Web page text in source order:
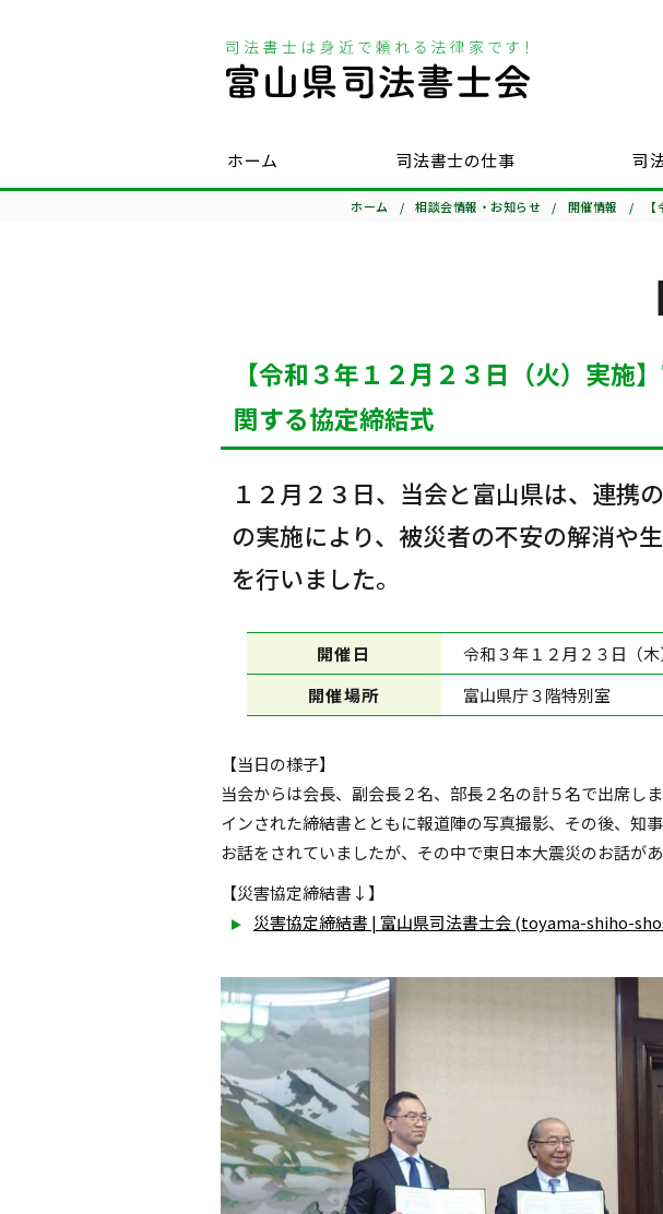
ホーム 司法書士の仕事 司
ホーム 相談会情報・お知らせ 開催情報
【令和３年１２月２３日（火）実施
関する協定締結式
１２月２３日、当会と富山県は、連携
の実施により、被災者の不安の解消や
を行いました。
開催日
令和３年１２月２３日（木
開催場所
富山県庁３階特別室
【当日の様子】
当会からは会長、副会長２名、部長２名の計５名で出席し
インされた締結書とともに報道陣の写真撮影、その後、知
お話をされていましたが、その中で東日本大震災のお話が
【災害協定締結書↓】
災害協定締結書 | 富山県司法書士会 (toyama-shiho-